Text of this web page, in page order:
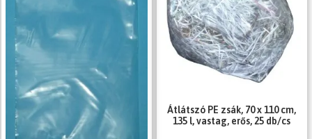
Átlátszó PE zsák, 70 x 110 cm,
135 l, vastag, erős, 25 db/cs